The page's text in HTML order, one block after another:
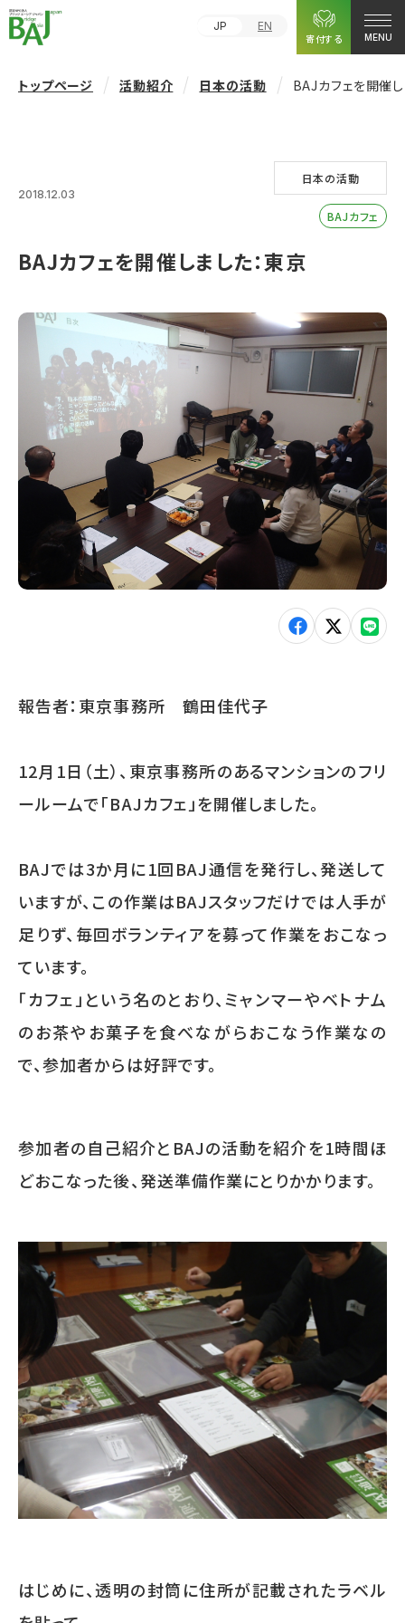
JP
EN
寄付する
MENU
トップページ 活動紹介 日本の活動 BAJカフェを開催
2018.12.03
日本の活動
BAJカフェ
BAJカフェを開催しました：東京
報告者：東京事務所 鶴田佳代子
12月1日（土）、 東京事務所のあるマンションのフリ
ールームで「BAJカフェ」を開催しました。
BAJでは3か月に1回BAJ通信を発行し、発送して
いますが、この作業はBAJスタッフだけでは人手が
足りず、毎回ボランティアを募って作業をおこなっ
ています。
「カフェ」という名のとおり、ミャンマーやベトナム
のお茶やお菓子を食べながらおこなう作業なの
で、参加者からは好評です。
参加者の自己紹介とBAJの活動を紹介を1時間ほ
どおこなった後、発送準備作業にとりかかります。
はじめに、透明の封筒に住所が記載されたラベル